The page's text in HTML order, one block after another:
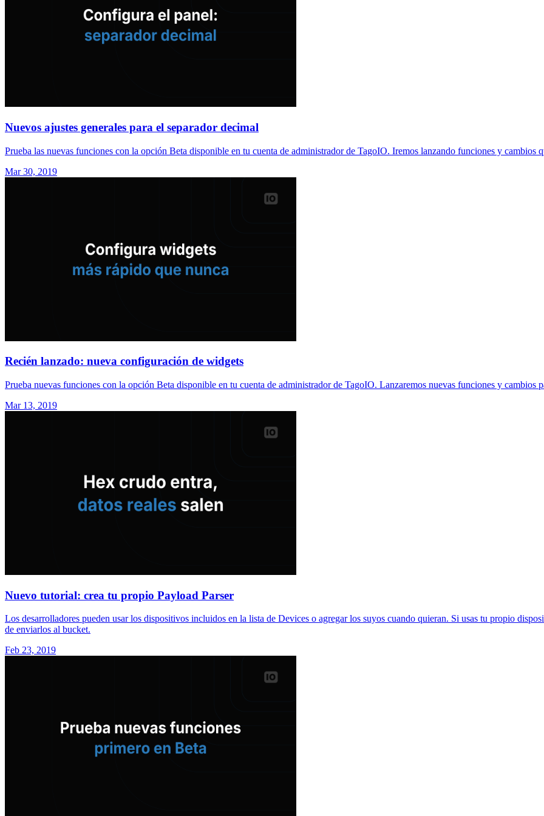
Nuevos ajustes generales para el separador decimal
Prueba las nuevas funciones con la opción Beta disponible en tu cuenta de administrador de TagoIO. Iremos lanzando funciones y cambios
Mar 30, 2019
Recién lanzado: nueva configuración de widgets
Prueba nuevas funciones con la opción Beta disponible en tu cuenta de administrador de TagoIO. Lanzaremos nuevas funciones y cambios
Mar 13, 2019
Nuevo tutorial: crea tu propio Payload Parser
Los desarrolladores pueden usar los dispositivos incluidos en la lista de Devices o agregar los suyos cuando quieran. Si usas tu propio
de enviarlos al bucket.
Feb 23, 2019